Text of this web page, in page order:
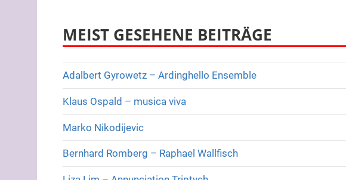
MEIST GESEHENE BEITRÄGE
Adalbert Gyrowetz – Ardinghello Ensemble
Klaus Ospald – musica viva
Marko Nikodijevic
Bernhard Romberg – Raphael Wallfisch